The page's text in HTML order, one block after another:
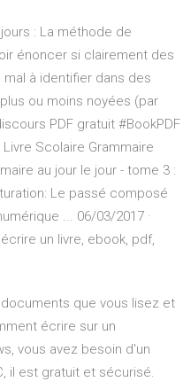
: La méthode de
énoncer si clairement des
à identifier dans des
ou moins noyées (par
PDF gratuit #BookPDF
Scolaire Grammaire
au jour le jour - tome 3 :
Le passé composé
... 06/03/2017 ·
un livre, ebook, pdf,
que vous lisez et
écrire sur un
vous avez besoin d'un
il est gratuit et sécurisé.